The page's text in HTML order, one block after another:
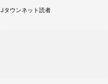
ていき...（福岡県・30代女性）
Jタウンネット読者